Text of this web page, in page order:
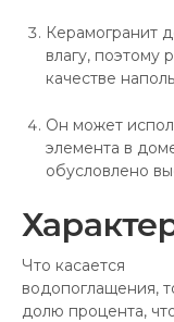
Керамогранит
влагу, поэтому
качестве
Он может
элемента в
обусловлено
Что касается
водопоглащения,
долю процента,